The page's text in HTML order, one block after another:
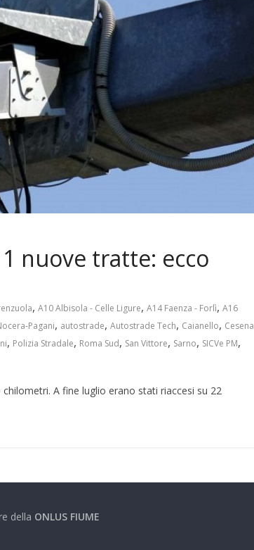
nuove tratte: ecco
, A10 Albisola - Celle Ligure, A14 Faenza - Forlì, A16
Pagani, autostrade, Autostrade Tech, Caianello, Cesena
, Polizia Stradale, Roma Sud, San Vittore, Sarno, SICVe PM,
A fine luglio erano stati riaccesi su 22
della ONLUS FIUME